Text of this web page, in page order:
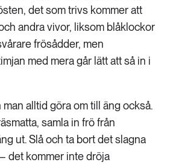
det som trivs kommer att
andra vivor, liksom blåklockor
frösådder, men
med mera går lätt att så in i
alltid göra om till äng också.
samla in frö från
ut. Slå och ta bort det slagna
det kommer inte dröja